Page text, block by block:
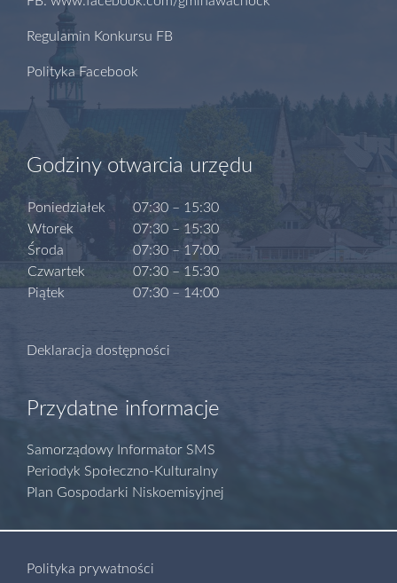
Regulamin Konkursu FB
Polityka Facebook
Godziny otwarcia urzędu
Poniedziałek
Wtorek
Środa
Czwartek
Piątek
07:30 – 15:30
07:30 – 15:30
07:30 – 17:00
07:30 – 15:30
07:30 – 14:00
Deklaracja dostępności
Przydatne informacje
Samorządowy Informator SMS
Periodyk Społeczno-Kulturalny
Plan Gospodarki Niskoemisyjnej
Polityka prywatności